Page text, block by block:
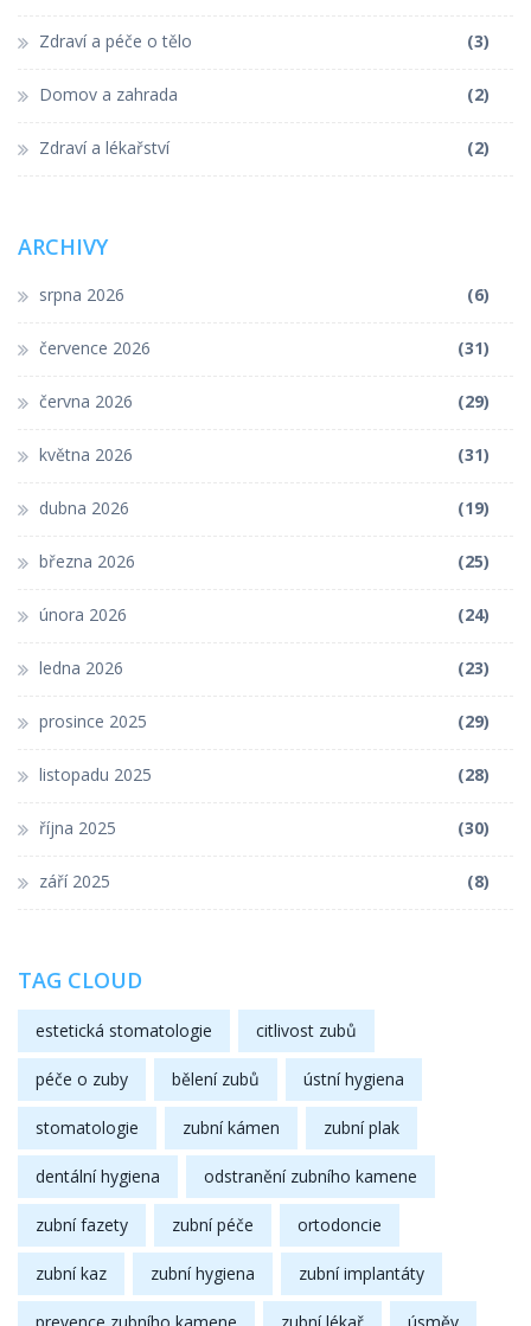
Zdraví a péče o tělo (3)
Domov a zahrada (2)
Zdraví a lékařství (2)
ARCHIVY
srpna 2026 (6)
července 2026 (31)
června 2026 (29)
května 2026 (31)
dubna 2026 (19)
března 2026 (25)
února 2026 (24)
ledna 2026 (23)
prosince 2025 (29)
listopadu 2025 (28)
října 2025 (30)
září 2025 (8)
TAG CLOUD
estetická stomatologie citlivost zubů
péče o zuby bělení zubů ústní hygiena
stomatologie zubní kámen zubní plak
dentální hygiena odstranění zubního kamene
zubní fazety zubní péče ortodoncie
zubní kaz zubní hygiena zubní implantáty
prevence zubního kamene zubní lékař úsměv